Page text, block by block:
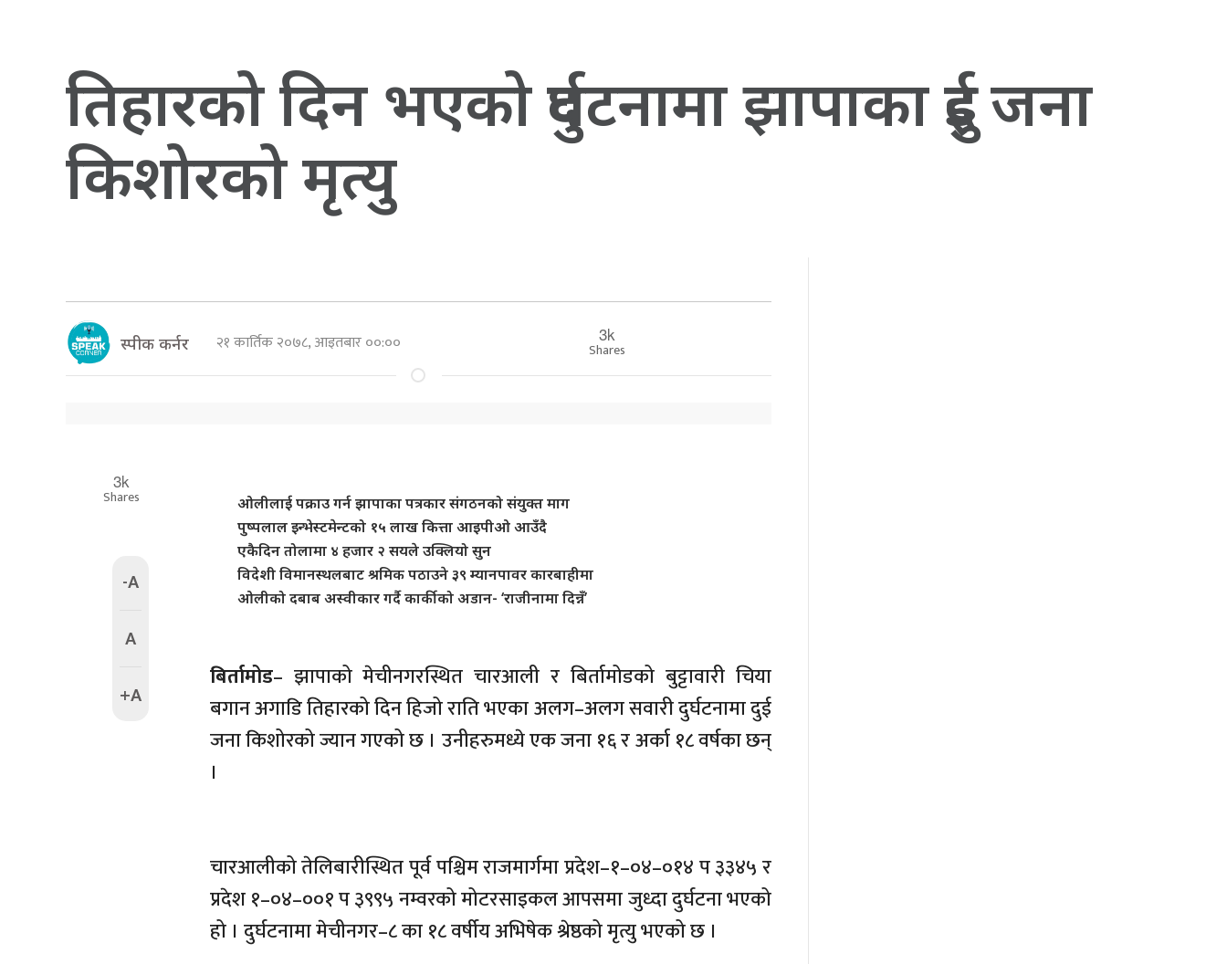
तिहारको दिन भएको दुर्घटनामा झापाका दुई जना
किशोरको मृत्यु
स्पीक कर्नर २१ कार्तिक २०७८, आइतबार ००:०० 3k
Shares
3k
Shares
-A
A
+A
ओलीलाई पक्राउ गर्न झापाका पत्रकार संगठनको संयुक्त माग
पुष्पलाल इन्भेस्टमेन्टको १५ लाख कित्ता आइपीओ आउँदै
एकैदिन तोलामा ४ हजार २ सयले उक्लियो सुन
विदेशी विमानस्थलबाट श्रमिक पठाउने ३९ म्यानपावर कारबाहीमा
ओलीको दबाब अस्वीकार गर्दै कार्कीको अडान- ‘राजीनामा दिन्नँ’
बिर्तामोड– झापाको मेचीनगरस्थित चारआली र बिर्तामोडको बुट्टावारी चिया
बगान अगाडि तिहारको दिन हिजो राति भएका अलग–अलग सवारी दुर्घटनामा दुई
जना किशोरको ज्यान गएको छ । उनीहरुमध्ये एक जना १६ र अर्का १८ वर्षका छन्
।
चारआलीको तेलिबारीस्थित पूर्व पश्चिम राजमार्गमा प्रदेश–१–०४–०१४ प ३३४५ र
प्रदेश १–०४–००१ प ३९९५ नम्वरको मोटरसाइकल आपसमा जुध्दा दुर्घटना भएको
हो । दुर्घटनामा मेचीनगर–८ का १८ वर्षीय अभिषेक श्रेष्ठको मृत्यु भएको छ ।